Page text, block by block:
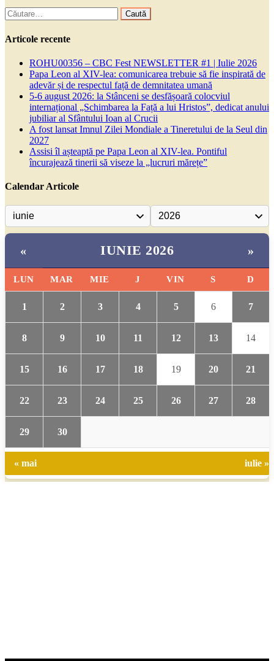
Caută
după:
Articole recente
ROHU00356 – CBC Fest NEWSLETTER #1 | Iulie 2026
Papa Leon al XIV-lea: comunicarea trebuie să fie inspirată de
adevăr și de respectul față de demnitatea umană
5-6 august 2026: la Stânceni se desfășoară colocviul
internațional „Schimbarea la Față a lui Hristos”, dedicat anului
jubiliar al Sfântului Ioan al Crucii
A fost lansat Imnul Zilei Mondiale a Tineretului de la Seul din
2027
Assisi îl așteaptă pe Papa Leon al XIV-lea. Pontiful
încurajează tinerii să viseze la „lucruri mărețe”
Calendar Articole
« IUNIE 2026 »
LUN MAR MIE J VIN S D
1 2 3 4 5 6 7
8 9 10 11 12 13 14
15 16 17 18 19 20 21
22 23 24 25 26 27 28
29 30
« mai iulie »